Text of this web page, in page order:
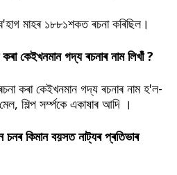
মাহৰ ১৮৮১শকত ৰচনা কৰিছিল।
কৰা কেইখনমান গদ্য ৰচনাৰ নাম লিখাঁ ?
কৰা কেইখনমান গদ্য ৰচনাৰ নাম হ'ল-
শিল্প সৰ্ম্পকে একাষাৰ আদি ।
চনৰ কিমান বয়সত নাট্যৰ প্ৰতিভাৰ